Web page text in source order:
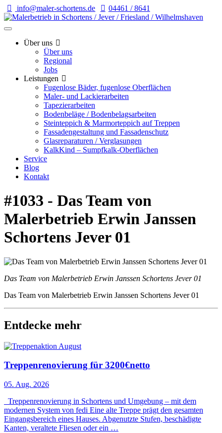
info@maler-schortens.de 04461 / 8641
Über uns
Über uns
Regional
Jobs
Leistungen
Fugenlose Bäder, fugenlose Oberflächen
Maler- und Lackierarbeiten
Tapezierarbeiten
Bodenbeläge / Bodenbelagsarbeiten
Steinteppich & Marmorteppich auf Treppen
Fassadengestaltung und Fassadenschutz
Glasreparaturen / Verglasungen
KalkKind – Sumpfkalk-Oberflächen
Service
Blog
Kontakt
#1033 - Das Team von
Malerbetrieb Erwin Janssen
Schortens Jever 01
Das Team von Malerbetrieb Erwin Janssen Schortens Jever 01
Das Team von Malerbetrieb Erwin Janssen Schortens Jever 01
Entdecke mehr
Treppenrenovierung für 3200€netto
05. Aug. 2026
Treppenrenovierung in Schortens und Umgebung – mit dem
modernen System von fedi Eine alte Treppe prägt den gesamten
Eingangsbereich eines Hauses. Abgenutzte Stufen, beschädigte
Kanten, veraltete Fliesen oder ein …